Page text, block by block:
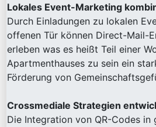
Lokales Event-Marketing
Durch Einladungen zu lokalen
offenen Tür können Direct-Mail-
erleben was es heißt Teil einer
Apartmenthauses zu sein ein
Förderung von
Crossmediale Strategien
Die Integration von QR-Codes in